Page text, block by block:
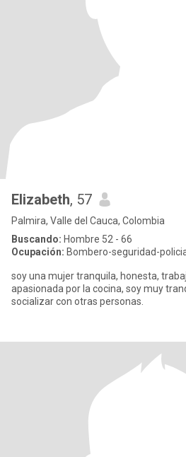
Elizabeth, 57
Palmira, Valle del Cauca, Colombia
Buscando: Hombre 52 - 66
Ocupación: Bombero-seguridad-
soy una mujer tranquila, honesta,
apasionada por la cocina, soy muy
socializar con otras personas.